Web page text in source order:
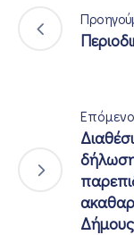
Επόμενο
Δήμους